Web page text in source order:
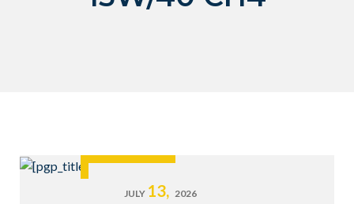
JULY 13, 2026